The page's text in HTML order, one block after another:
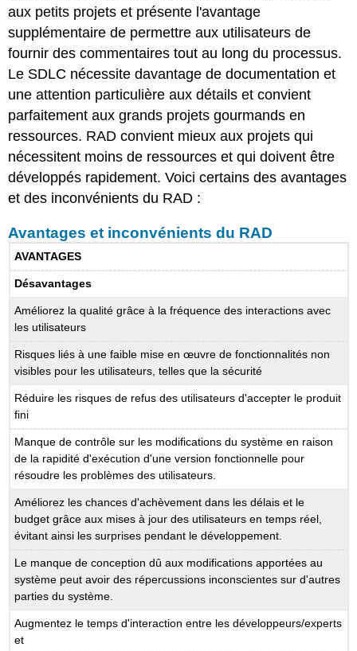
aux petits projets et présente l'avantage
supplémentaire de permettre aux utilisateurs de
fournir des commentaires tout au long du processus.
Le SDLC nécessite davantage de documentation et
une attention particulière aux détails et convient
parfaitement aux grands projets gourmands en
ressources. RAD convient mieux aux projets qui
nécessitent moins de ressources et qui doivent être
développés rapidement. Voici certains des avantages
et des inconvénients du RAD :
Avantages et inconvénients du RAD
AVANTAGES
Désavantages
Améliorez la qualité grâce à la fréquence des interactions avec
les utilisateurs
Risques liés à une faible mise en œuvre de fonctionnalités non
visibles pour les utilisateurs, telles que la sécurité
Réduire les risques de refus des utilisateurs d'accepter le produit
fini
Manque de contrôle sur les modifications du système en raison
de la rapidité d'exécution d'une version fonctionnelle pour
résoudre les problèmes des utilisateurs.
Améliorez les chances d'achèvement dans les délais et le
budget grâce aux mises à jour des utilisateurs en temps réel,
évitant ainsi les surprises pendant le développement.
Le manque de conception dû aux modifications apportées au
système peut avoir des répercussions inconscientes sur d'autres
parties du système.
Augmentez le temps d'interaction entre les développeurs/experts
et